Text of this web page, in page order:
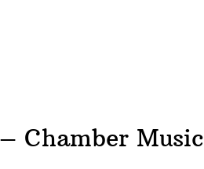
Chamber Music